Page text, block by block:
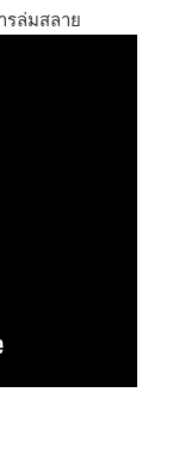
รล่มสลาย